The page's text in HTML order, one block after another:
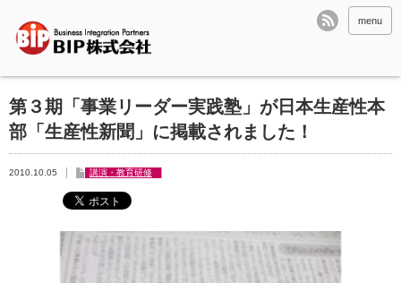
menu
第３期「事業リーダー実践塾」が日本生産性本
部「生産性新聞」に掲載されました！
2010.10.05 講演・教育研修